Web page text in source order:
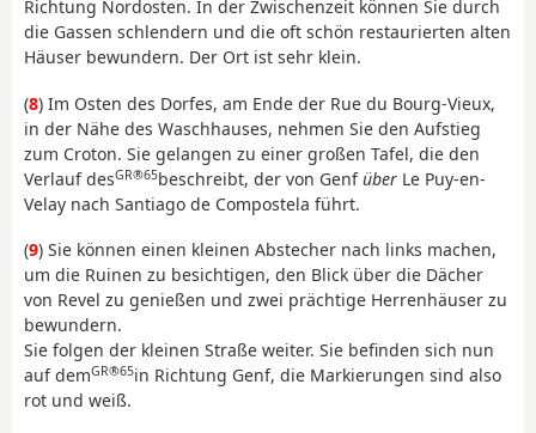
Richtung Nordosten. In der Zwischenzeit können Sie durch
die Gassen schlendern und die oft schön restaurierten alten
Häuser bewundern. Der Ort ist sehr klein.
(8) Im Osten des Dorfes, am Ende der Rue du Bourg-Vieux,
in der Nähe des Waschhauses, nehmen Sie den Aufstieg
zum Croton. Sie gelangen zu einer großen Tafel, die den
Verlauf desGR®65beschreibt, der von Genfüber Le Puy-en-
Velay nach Santiago de Compostela führt.
(9) Sie können einen kleinen Abstecher nach links machen,
um die Ruinen zu besichtigen, den Blick über die Dächer
von Revel zu genießen und zwei prächtige Herrenhäuser zu
bewundern.
Sie folgen der kleinen Straße weiter. Sie befinden sich nun
auf demGR®65in Richtung Genf, die Markierungen sind also
rot und weiß.